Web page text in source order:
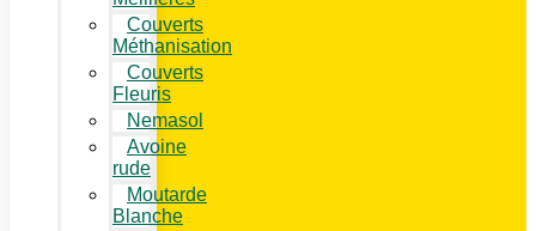
Couverts
Méthanisation
Couverts
Fleuris
Nemasol
Avoine
rude
Moutarde
Blanche